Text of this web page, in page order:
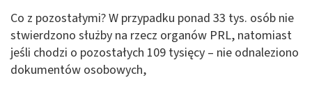
Co z pozostałymi? W przypadku ponad 33 tys. osób nie
stwierdzono służby na rzecz organów PRL, natomiast
jeśli chodzi o pozostałych 109 tysięcy – nie odnaleziono
dokumentów osobowych,